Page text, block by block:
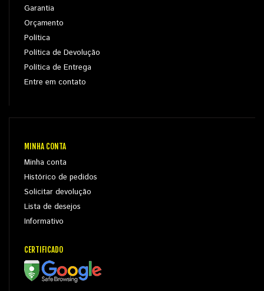
Garantia
Orçamento
Política
Política de Devolução
Política de Entrega
Entre em contato
MINHA CONTA
Minha conta
Histórico de pedidos
Solicitar devolução
Lista de desejos
Informativo
CERTIFICADO